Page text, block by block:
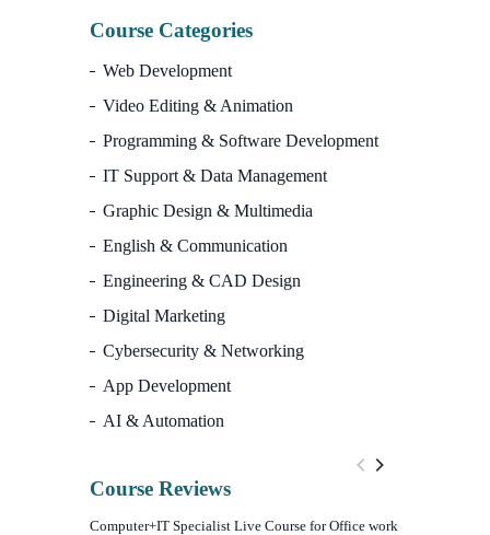
Course Categories
Web Development
Video Editing & Animation
Programming & Software Development
IT Support & Data Management
Graphic Design & Multimedia
English & Communication
Engineering & CAD Design
Digital Marketing
Cybersecurity & Networking
App Development
AI & Automation
Course Reviews
Computer+IT Specialist Live Course for Office work